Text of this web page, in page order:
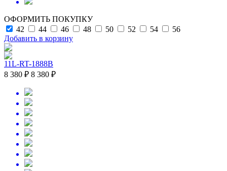
ОФОРМИТЬ ПОКУПКУ
42
44 46 48 50 52 54
56
Добавить в корзину
11L-RT-1888B
8 380 ₽ 8 380 ₽